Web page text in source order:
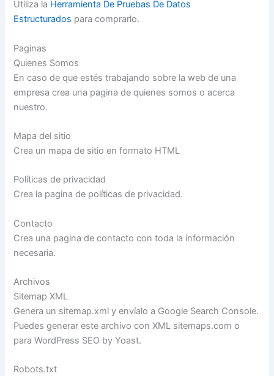
Utiliza la Herramienta De Pruebas De Datos
Estructurados para comprarlo.
Paginas
Quienes Somos
En caso de que estés trabajando sobre la web de una
empresa crea una pagina de quienes somos o acerca
nuestro.
Mapa del sitio
Crea un mapa de sitio en formato HTML
Políticas de privacidad
Crea la pagina de políticas de privacidad.
Contacto
Crea una pagina de contacto con toda la información
necesaria.
Archivos
Sitemap XML
Genera un sitemap.xml y envíalo a Google Search Console.
Puedes generar este archivo con XML sitemaps.com o
para WordPress SEO by Yoast.
Robots.txt